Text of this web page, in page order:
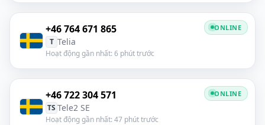
+46 764 671 865
T Telia
Hoạt động gần nhất: 6 phút trước
ONLINE
+46 722 304 571
TS Tele2 SE
Hoạt động gần nhất: 47 phút trước
ONLINE